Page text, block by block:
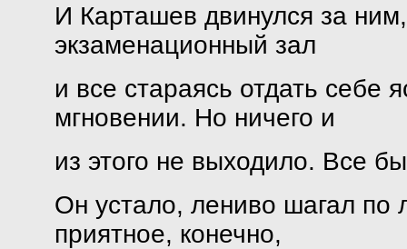
И Карташев двинулся за
экзаменационный зал
и все стараясь отдать себе
мгновении. Но ничего и
из этого не выходило. Все
Он устало, лениво шагал
приятное, конечно,